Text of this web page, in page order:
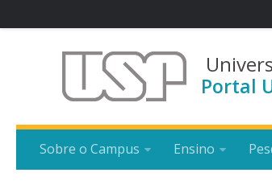
Portal
Sobre o Campus Ensino